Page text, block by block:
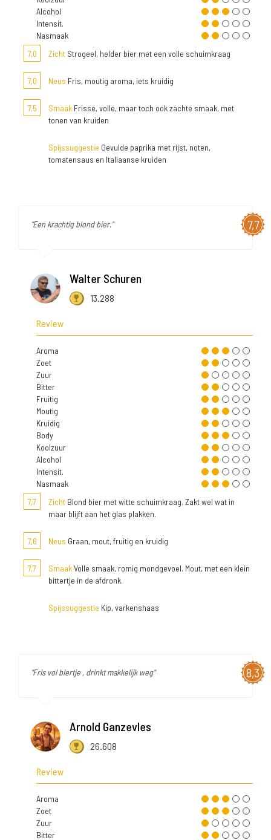
Alcohol
Intensit.
Nasmaak
7,0
Zicht Strogeel, helder bier met een volle schuimkraag
7,0 Neus Fris, moutig aroma, iets kruidig
7,5 Smaak Frisse, volle, maar toch ook zachte smaak, met
tonen van kruiden
Spijssuggestie Gevulde paprika met rijst, noten,
tomatensaus en Italiaanse kruiden
7,7
"Een krachtig blond bier."
Walter Schuren
13.288
Review
Aroma
Zoet
Zuur
Bitter
Fruitig
Moutig
Kruidig
Body
Koolzuur
Alcohol
Intensit.
Nasmaak
7,7
Zicht Blond bier met witte schuimkraag. Zakt wel wat in
maar blijft aan het glas plakken.
7,6 Neus Graan, mout, fruitig en kruidig
7,7 SmaakVolle smaak, romig mondgevoel. Mout, met een klein
bittertje in de afdronk.
Spijssuggestie Kip, varkenshaas
8,3
"Fris vol biertje , drinkt makkelijk weg"
Arnold Ganzevles
26.608
Review
Aroma
Zoet
Zuur
Bitter